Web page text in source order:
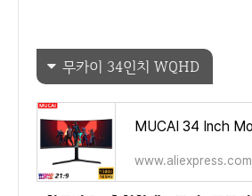
무카이 34인치 WQHD
www.aliexpress.com